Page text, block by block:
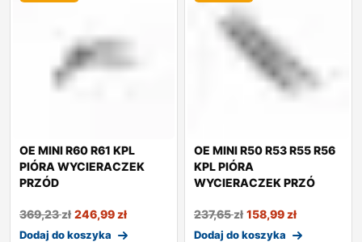
OE MINI R60 R61 KPL
PIÓRA WYCIERACZEK
PRZÓD
369,23zł 246,99zł
Dodaj do koszyka
OE MINI R50 R53 R55 R56
KPL PIÓRA
WYCIERACZEK PRZÓ
237,65zł 158,99zł
Dodaj do koszyka